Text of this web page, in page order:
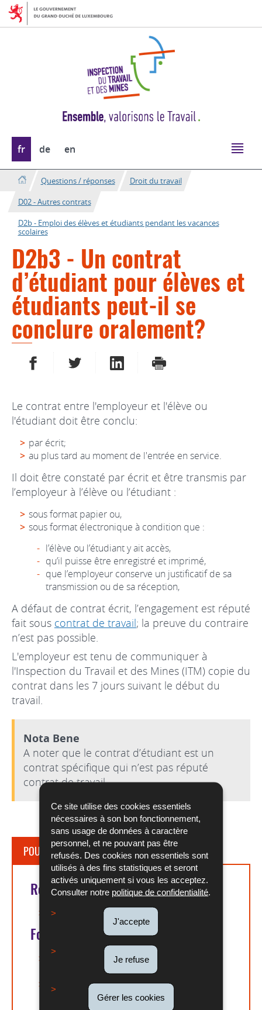
Ce site utilise des cookies essentiels
nécessaires à son bon fonctionnement,
sans usage de données à caractère
personnel, et ne pouvant pas être
refusés. Des cookies non essentiels sont
utilisés à des fins statistiques et seront
activés uniquement si vous les acceptez.
Consulter notre politique de confidentialité.
J'accepte
Je refuse
Gérer les cookies
Aller
Aller
au
Changer
de
langue
fr de en
Questions / réponses
Droit du travail
D02 - Autres contrats
D2b - Emploi des élèves et étudiants pendant les vacances
scolaires
D2b3 - Un contrat
d’étudiant pour élèves et
étudiants peut-il se
conclure oralement?
PARTAGER SUR FACEBOOK
PARTAGER SUR TWITTER
PARTAGER SUR LINKEDIN
IMPRIMER
Le contrat entre l'employeur et l'élève ou
l'étudiant doit être conclu:
par écrit;
au plus tard au moment de l'entrée en service.
Il doit être constaté par écrit et être transmis par
l’employeur à l’élève ou l’étudiant :
sous format papier ou,
sous format électronique à condition que :
l’élève ou l’étudiant y ait accès,
qu’il puisse être enregistré et imprimé,
que l’employeur conserve un justificatif de sa
transmission ou de sa réception,
A défaut de contrat écrit, l’engagement est réputé
fait sous contrat de travail; la preuve du contraire
n’est pas possible.
L'employeur est tenu de communiquer à
l'Inspection du Travail et des Mines (ITM) copie du
contrat dans les 7 jours suivant le début du
travail.
Nota Bene
A noter que le contrat d’étudiant est un
contrat spécifique qui n’est pas réputé
contrat de travail.
POUR EN SAVOIR PLUS
Références légales
Article L. 151-3 du COTRAV
Formulaires
Modèle de contrat type pour l'occupation
d'élèves et d'étudiants
Communication d'un contrat d'étudiant via